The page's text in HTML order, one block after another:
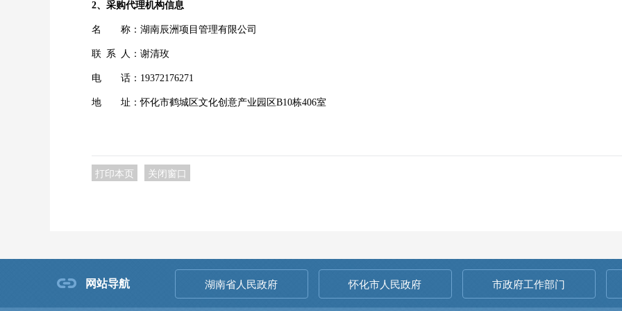
2、采购代理机构信息
名 称：湖南辰洲项目管理有限公司
联 系 人：谢清玫
电 话： 19372176271
地 址：怀化市鹤城区文化创意产业园区B10栋406室
打印本页 关闭窗口
网站导航 湖南省人民政府 怀化市人民政府 市政府工作部门